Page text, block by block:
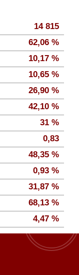
14 815
62,06 %
10,17 %
10,65 %
26,90 %
42,10 %
31 %
0,83
48,35 %
0,93 %
31,87 %
68,13 %
4,47 %